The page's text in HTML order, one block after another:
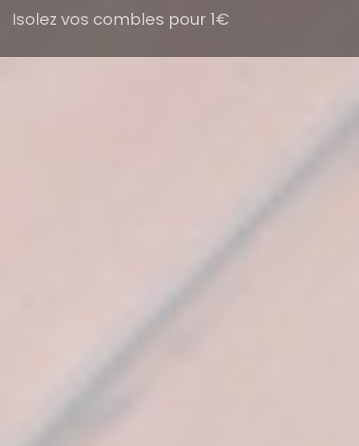
Isolez vos combles pour 1€